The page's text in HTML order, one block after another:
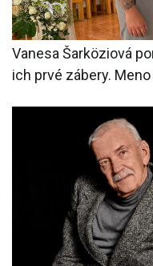
Vanesa Šarköziová
ich prvé zábery.